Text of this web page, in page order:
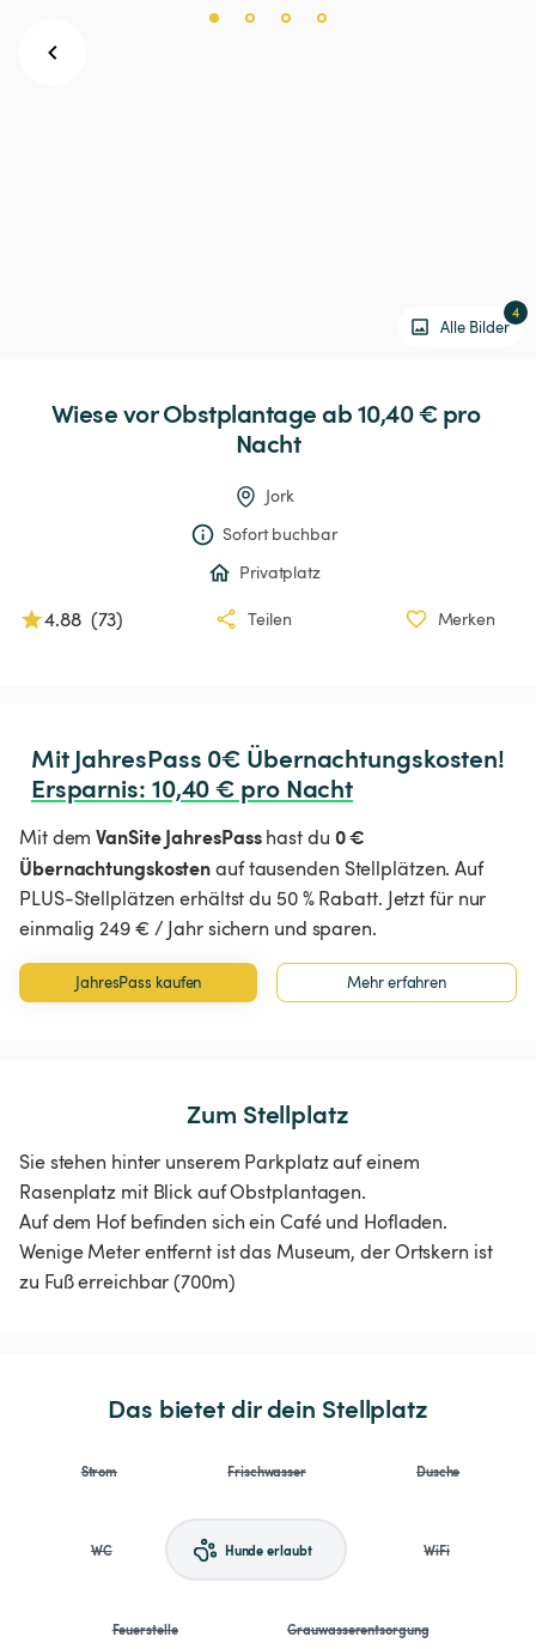
Alle Bilder
4
Wiesevor Obstplantage ab 10,40 € pro
Nacht
Jork
Sofort buchbar
Privatplatz
4.88 (73) Teilen Merken
Ersparnis: 10,40 € pro Nacht
Mit demVanSite JahresPasshast du 0 €
Übernachtungskostenauf tausenden Stellplätzen. Auf
PLUS-Stellplätzen erhältst du 50 % Rabatt. Jetzt für nur
einmalig 249 € / Jahr sichern und sparen.
JahresPass kaufen Mehr erfahren
Zum Stellplatz
Sie stehen hinter unserem Parkplatz auf einem
Rasenplatz mit Blick auf Obstplantagen.
Auf dem Hof befinden sich ein Café und Hofladen.
Wenige Meter entfernt ist das Museum, der Ortskern ist
zu Fuß erreichbar (700m)
Das bietet dir dein Stellplatz
Strom Frischwasser Dusche
WC Hunde erlaubt WiFi
Feuerstelle Grauwasserentsorgung